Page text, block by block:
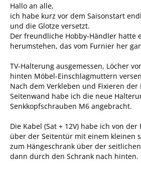
Hallo an alle,
ich habe kurz vor dem Saisonstart
und die Glotze versetzt.
Der freundliche Hobby-Händler hatte
herumstehen, das vom Furnier her
TV-Halterung ausgemessen, Löcher
hinten Möbel-Einschlagmuttern
Nach dem Verkleben und Fixieren der
Seitenwand habe ich die neue
Senkkopfschrauben M6 angebracht.
Die Kabel (Sat + 12V) habe ich von
über der Seitentür mit einem kleinen
zum Hängeschrank über der
dann durch den Schrank nach hinten.